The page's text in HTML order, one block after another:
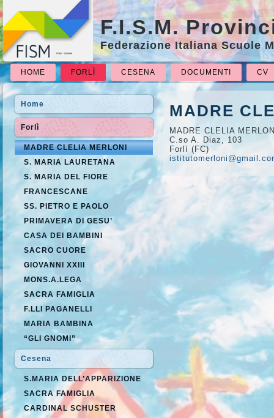
F.I.S.M.
Federazione Italiana Scuole
HOME FORLÌ CESENA DOCUMENTI CV
Home
Forlì
MADRE CLELIA MERLONI
S. MARIA LAURETANA
S. MARIA DEL FIORE
FRANCESCANE
SS. PIETRO E PAOLO
PRIMAVERA DI GESU’
CASA DEI BAMBINI
SACRO CUORE
GIOVANNI XXIII
MONS.A.LEGA
SACRA FAMIGLIA
F.LLI PAGANELLI
MARIA BAMBINA
“GLI GNOMI”
Cesena
S.MARIA DELL’APPARIZIONE
SACRA FAMIGLIA
CARDINAL SCHUSTER
MADRE
MADRE CLELIA
C.so A. Diaz, 103
Forlì (FC)
istitutomerloni@